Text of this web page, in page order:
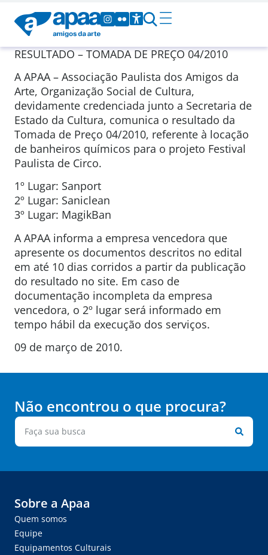
RESULTADO – TOMADA DE PREÇO 04/2010
A APAA – Associação Paulista dos Amigos da
Arte, Organização Social de Cultura,
devidamente credenciada junto a Secretaria de
Estado da Cultura, comunica o resultado da
Tomada de Preço 04/2010, referente à locação
de banheiros químicos para o projeto Festival
Paulista de Circo.
1º Lugar: Sanport
2º Lugar: Saniclean
3º Lugar: MagikBan
A APAA informa a empresa vencedora que
apresente os documentos descritos no edital
em até 10 dias corridos a partir da publicação
do resultado no site. Em caso de
documentação incompleta da empresa
vencedora, o 2º lugar será informado em
tempo hábil da execução dos serviços.
09 de março de 2010.
Não encontrou o que procura?
Sobre a Apaa
Quem somos
Equipe
Equipamentos Culturais